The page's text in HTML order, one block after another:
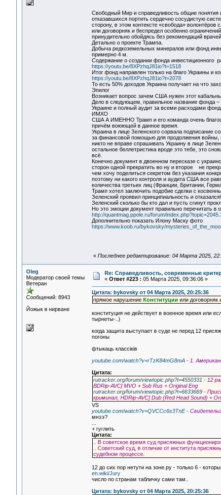
Свободный Мир и справедливость общие понятия
отказавшихся портить сердечно сосудистую
сторону, в этом контексте «свобода»
или договорняк и беспредел особенно
принудительно обойдясь без рекомендаций
Детально о проекте Трампа.
Добыча редкоземельных минералов или фонд
примерно 4 м.
Содержание о создании фонда инвестиционного
https://youtu.be/8XPzhqJ81io?t=1518
Итог фонд направлен только на благо Украины и
https://youtu.be/8XPzhqJ81io?t=2078
То есть 50% доходов Украина получает на что
Эпилог
Возникает вопрос зачем США нужен этот
Дело в следующем, правильное название фонда
Украине и полный аудит за всеми расходами
ИМХО
США А ИМЕННО Трамп и его команда очень
причём воюющей в данное время.
Украина в лице Зеленского сорвала подписание
за финансовой помощью для продолжения войны,
никто не вправе спрашивать Украину в лице
остальное беллетристика вроде это тебе, это
всё.
Конечно документ в двоенном пересказе с
сторон одной прекратить во ну и второе не
чем хочу поделиться секретом без указания
поэтому ни какого контроля и аудита США все
количества третьих лиц (Франции, Британии,
Трамп хотел заключить подобие сделки с
Зеленский проявил принципиальность и
Зеленский сколько бы кто дал и пусть сгинут
Но это эмоции документ правильно перечитать
http://quantmag.ppole.ru/forum/
Дополнительно показать Илону Маску фото
https://www.koob.ru/bykovsky/
« Последнее редактирование: 04 Марта 2025,
Oleg
Модератор своей темы
Ветеран
Сообщений: 8943
Йожык в нирване
Re: Справедливость, современные
« Ответ #223 : 05 Марта 2025, 09:36:06 »
Цитата: bykovsky от 04 Марта 2025, 20:25:36
прямое нарушение Конституции или договорняк
конституция не действует в военное время или
тырнеты-..)
когда защита выступает в суде не перед 12
погоны
фтыкаць классiкiв
youtube.com/watch?v=rTzK84mG8mA - 1.
Цитата:
rutracker.org/forum/viewtopic.php?t=4550331 - 12
BDRip-AVC] MVO + Sub Rus + Original Eng
rutracker.org/forum/viewtopic.php?t=6633669 -
криминал, HDRip-AVC] Dub (Red Head Sound) +
VS
youtube.com/watch?v=QVCCc6s3TnE -
мнээ?
+ гуглить
Цитата:
.. В советское время суд присяжных
.. Советский суд, в отличие от института
судебном процессе.
12 до сих пор нетути на зоне.ру - только 6 -
en.wiki/Jury
число по странам табличку сами там..
Цитата: bykovsky от 04 Марта 2025, 20:25:36